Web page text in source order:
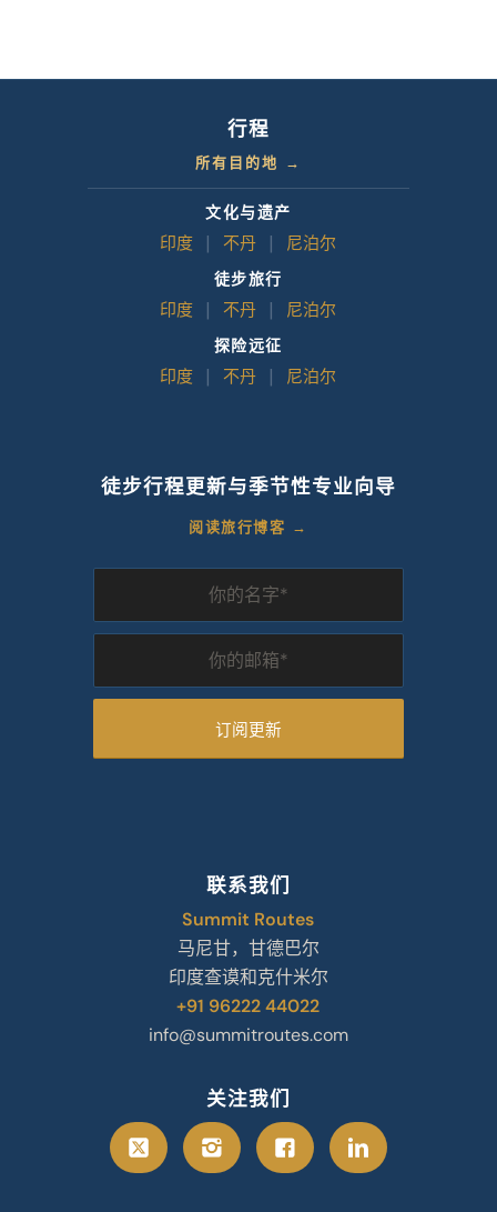
行程
所有目的地 →
文化与遗产
印度
不丹 尼泊尔
徒步旅行
印度
不丹 尼泊尔
探险远征
印度
不丹 尼泊尔
徒步行程更新与季节性专业向导
阅读旅行博客 →
联系我们
Summit Routes
马尼甘，甘德巴尔
印度查谟和克什米尔
+91 96222 44022
info@summitroutes.com
关注我们